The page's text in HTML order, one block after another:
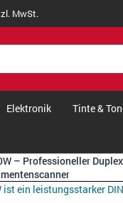
MwSt.
Elektronik Tinte &
– Professioneller
ist ein leistungsstarker